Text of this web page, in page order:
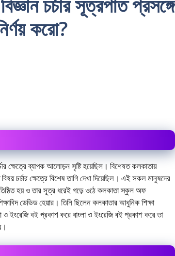
করো?
ক্ষেত্রে ব্যাপক আলোড়ন সৃষ্টি হয়েছিল। বিশেষত কলকাতায়
চর্চার ক্ষেত্রে বিশেষ তাগি দেখা দিয়েছিল। এই সকল মানুষদের
হয় ও তার সূত্র ধরেই গড়ে ওঠে কলকাতা স্কুল অফ
ডেভিড হেয়ার। তিনি ছিলেন কলকাতার আধুনিক শিক্ষা
ও ইংরেজি বই প্রকাশ করে বাংলা ও ইংরেজি বই প্রকাশ করে তা